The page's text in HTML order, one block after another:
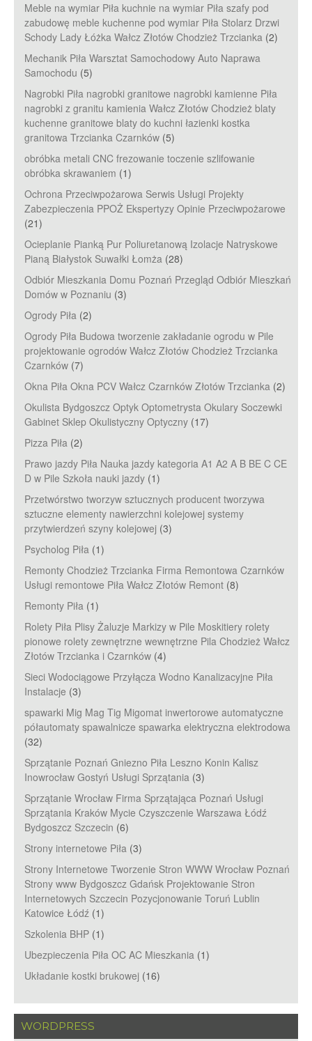
Meble na wymiar Piła kuchnie na wymiar Piła szafy pod
zabudowę meble kuchenne pod wymiar Piła Stolarz Drzwi
Schody Lady Łóżka Wałcz Złotów Chodzież Trzcianka (2)
Mechanik Piła Warsztat Samochodowy Auto Naprawa
Samochodu (5)
Nagrobki Piła nagrobki granitowe nagrobki kamienne Piła
nagrobki z granitu kamienia Wałcz Złotów Chodzież blaty
kuchenne granitowe blaty do kuchni łazienki kostka
granitowa Trzcianka Czarnków (5)
obróbka metali CNC frezowanie toczenie szlifowanie
obróbka skrawaniem (1)
Ochrona Przeciwpożarowa Serwis Usługi Projekty
Zabezpieczenia PPOŻ Ekspertyzy Opinie Przeciwpożarowe
(21)
Ocieplanie Pianką Pur Poliuretanową Izolacje Natryskowe
Pianą Białystok Suwałki Łomża (28)
Odbiór Mieszkania Domu Poznań Przegląd Odbiór Mieszkań
Domów w Poznaniu (3)
Ogrody Piła (2)
Ogrody Piła Budowa tworzenie zakładanie ogrodu w Pile
projektowanie ogrodów Wałcz Złotów Chodzież Trzcianka
Czarnków (7)
Okna Piła Okna PCV Wałcz Czarnków Złotów Trzcianka (2)
Okulista Bydgoszcz Optyk Optometrysta Okulary Soczewki
Gabinet Sklep Okulistyczny Optyczny (17)
Pizza Piła (2)
Prawo jazdy Piła Nauka jazdy kategoria A1 A2 A B BE C CE
D‎ w Pile Szkoła nauki jazdy (1)
Przetwórstwo tworzyw sztucznych producent tworzywa
sztuczne elementy nawierzchni kolejowej systemy
przytwierdzeń szyny kolejowej (3)
Psycholog Piła (1)
Remonty Chodzież Trzcianka Firma Remontowa Czarnków
Usługi remontowe Piła Wałcz Złotów Remont (8)
Remonty Piła (1)
Rolety Piła Plisy Żaluzje Markizy w Pile Moskitiery rolety
pionowe rolety zewnętrzne wewnętrzne Pila Chodzież Wałcz
Złotów Trzcianka i Czarnków (4)
Sieci Wodociągowe Przyłącza Wodno Kanalizacyjne Piła
Instalacje (3)
spawarki Mig Mag Tig Migomat inwertorowe automatyczne
półautomaty spawalnicze spawarka elektryczna elektrodowa
(32)
Sprzątanie Poznań Gniezno Piła Leszno Konin Kalisz
Inowrocław Gostyń Usługi Sprzątania (3)
Sprzątanie Wrocław Firma Sprzątająca Poznań Usługi
Sprzątania Kraków Mycie Czyszczenie Warszawa Łódź
Bydgoszcz Szczecin (6)
Strony internetowe Piła (3)
Strony Internetowe Tworzenie Stron WWW Wrocław Poznań
Strony www Bydgoszcz Gdańsk Projektowanie Stron
Internetowych Szczecin Pozycjonowanie Toruń Lublin
Katowice Łódź (1)
Szkolenia BHP (1)
Ubezpieczenia Piła OC AC Mieszkania (1)
Układanie kostki brukowej (16)
WORDPRESS